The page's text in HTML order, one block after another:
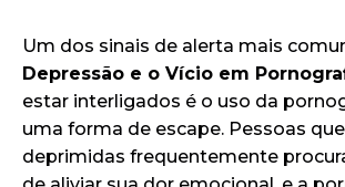
Um dos sinais de alerta mais
Depressão e o Vício em
estar interligados é o uso da
uma forma de escape. Pessoas
deprimidas frequentemente